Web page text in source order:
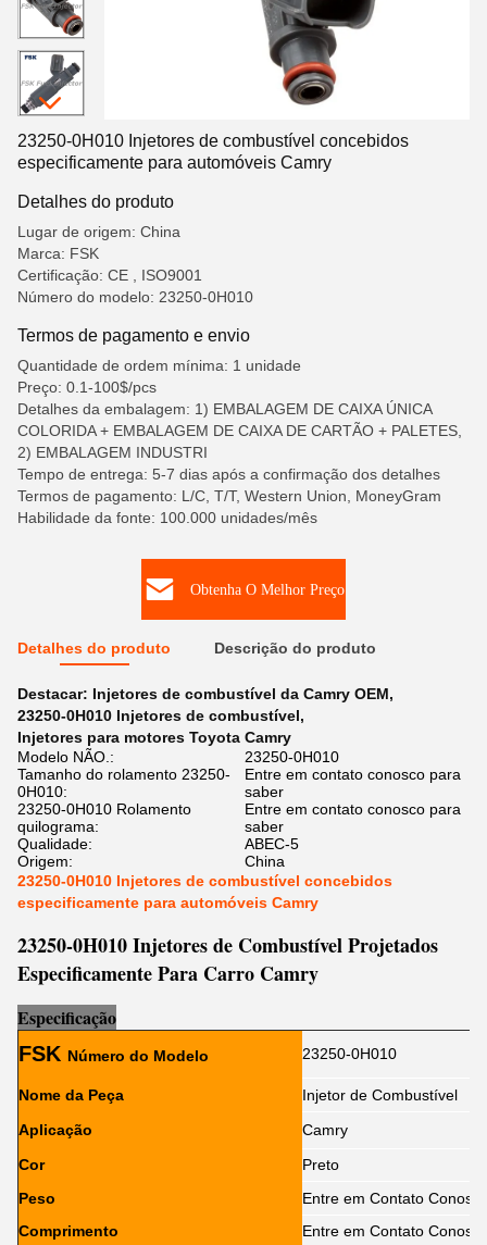
23250-0H010 Injetores de combustível concebidos
especificamente para automóveis Camry
Detalhes do produto
Lugar de origem: China
Marca: FSK
Certificação: CE , ISO9001
Número do modelo: 23250-0H010
Termos de pagamento e envio
Quantidade de ordem mínima: 1 unidade
Preço: 0.1-100$/pcs
Detalhes da embalagem: 1) EMBALAGEM DE CAIXA ÚNICA
COLORIDA + EMBALAGEM DE CAIXA DE CARTÃO + PALETES,
2) EMBALAGEM INDUSTRI
Tempo de entrega: 5-7 dias após a confirmação dos detalhes
Termos de pagamento: L/C, T/T, Western Union, MoneyGram
Habilidade da fonte: 100.000 unidades/mês
Obtenha O Melhor Preço
Detalhes do produto Descrição do produto
Destacar: Injetores de combustível da Camry OEM,
23250-0H010 Injetores de combustível,
Injetores para motores Toyota Camry
Modelo NÃO.:
23250-0H010
Tamanho do rolamento 23250-
0H010:
Entre em contato conosco para
saber
23250-0H010 Rolamento
quilograma:
Entre em contato conosco para
saber
Qualidade:
ABEC-5
Origem:
China
23250-0H010 Injetores de combustível concebidos
especificamente para automóveis Camry
23250-0H010 Injetores de Combustível Projetados
Especificamente Para Carro Camry
Especificação
FSK Número do Modelo 23250-0H010
Nome da Peça
Injetor de Combustível
Aplicação
Camry
Cor
Preto
Peso
Entre em Contato
Comprimento
Entre em Contato